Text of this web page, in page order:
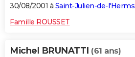
30/08/2001 à Saint-Julien-de-l'Herms
Famille ROUSSET
Michel BRUNATTI (61 ans)